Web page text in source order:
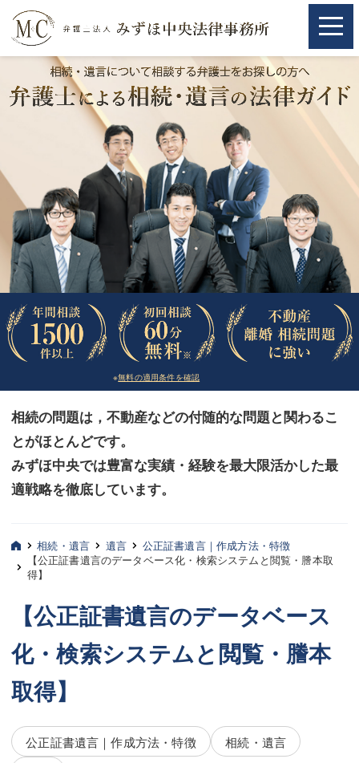
取扱分野
相続・遺言
離婚（夫婦間トラブル）
企業法務
労働問題（解雇，残業等）
刑事弁護
交通事故
法律相談など（その他）
お客様へ
みずほ中央の特長・実質編
弁護士紹介
酒井 博之
坂本 陽一
桶川 聡
三平 隆史
※無料の適用条件を確認
相続の問題は，不動産などの付随的な問題と関わるこ
とがほとんどです。
みずほ中央では豊富な実績・経験を最大限活かした最
適戦略を徹底しています。
取扱分野
相続・遺言
離婚（夫婦間トラブル）
企業法務
労働問題（解雇，残業等）
刑事弁護
交通事故
法律相談など（その他）
お客様へ
みずほ中央の特長・実質編
弁護士紹介
酒井 博之
坂本 陽一
桶川 聡
三平 隆史
相続・遺言 遺言
公正証書遺言｜作成方法・特徴
【公正証書遺言のデータベース化・検索システムと閲覧・謄本取
得】
【公正証書遺言のデータベース
化・検索システムと閲覧・謄本
取得】
公正証書遺言｜作成方法・特徴
相続・遺言